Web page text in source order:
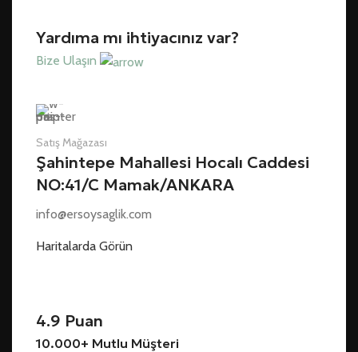
Yardıma mı ihtiyacınız var?
Bize Ulaşın
Satış Mağazası
Şahintepe Mahallesi Hocalı Caddesi
NO:41/C Mamak/ANKARA
info@ersoysaglik.com
Haritalarda Görün
4.9 Puan
10.000+ Mutlu Müşteri